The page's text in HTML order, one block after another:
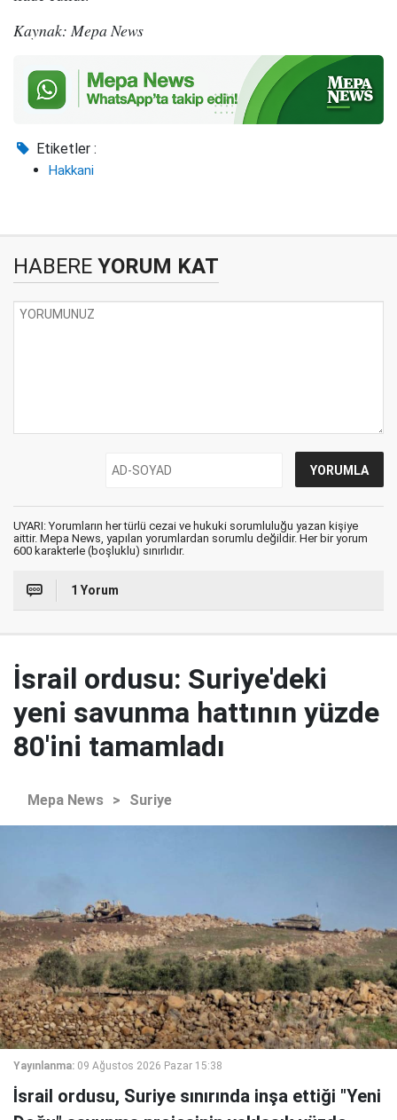
Kaynak: Mepa News
Etiketler :
Hakkani
HABERE YORUM KAT
UYARI: Yorumların her türlü cezai ve hukuki sorumluluğu yazan kişiye
aittir. Mepa News, yapılan yorumlardan sorumlu değildir. Her bir yorum
600 karakterle (boşluklu) sınırlıdır.
1 Yorum
İsrail ordusu: Suriye'deki
yeni savunma hattının yüzde
80'ini tamamladı
Mepa News > Suriye
Yayınlanma: 09 Ağustos 2026 Pazar 15:38
İsrail ordusu, Suriye sınırında inşa ettiği "Yeni